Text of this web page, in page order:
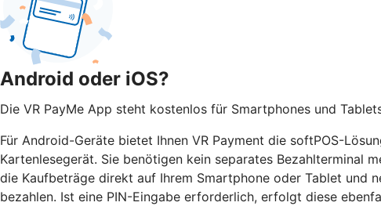
Android oder iOS?
Die VR PayMe App steht kostenlos für Smartphones und
Für Android-Geräte bietet Ihnen VR Payment die softPOS-
Kartenlesegerät. Sie benötigen kein separates Bezahlterminal
die Kaufbeträge direkt auf Ihrem Smartphone oder Tablet und
bezahlen. Ist eine PIN-Eingabe erforderlich, erfolgt diese